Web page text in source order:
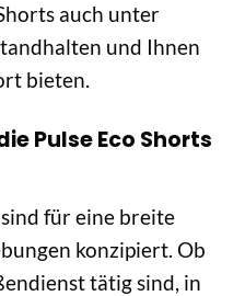
auch unter
und Ihnen
bieten.
Pulse Eco Shorts
für eine breite
konzipiert. Ob
tätig sind, in